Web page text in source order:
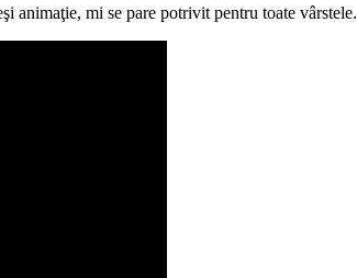
animaţie, mi se pare potrivit pentru toate vârstele.